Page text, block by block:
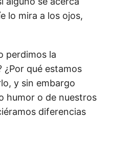
lo mira a los ojos,
perdimos la
¿Por qué estamos
y sin embargo
humor o de nuestros
diferencias